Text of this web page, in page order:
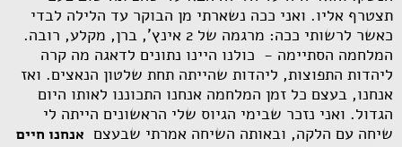
תצטרף אליו. ואני ככה נשארתי מן הבוקר עד הלילה לבדי
כאשר לרשותי ככה: מרגמה של 2 אינץ', ברן, מקלע, רובה.
המלחמה הסתיימה - כולנו היינו נתונים לדאגה מה קרה
ליהדות התפוצות, ליהדות שהייתה תחת שלטון הנאצים. ואז
אנחנו, בעצם כל זמן המלחמה אנחנו התכוננו לאותו היום
הגדול. ואני נזכר שבימי הגיוס שלי הראשונים הייתה לי
שיחה עם הלקה, ובאותה השיחה אמרתי שבעצם אנחנו חיים